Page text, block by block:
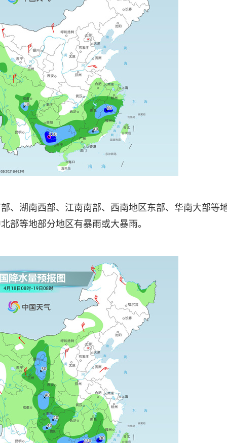
、湖南西部、江南南部、西南地区东部、华南大部等
部等地部分地区有暴雨或大暴雨。